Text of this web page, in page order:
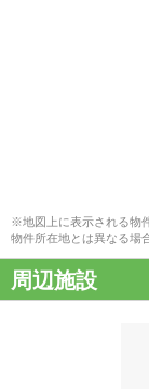
※地図上に表示される物
物件所在地とは異なる場
周辺施設